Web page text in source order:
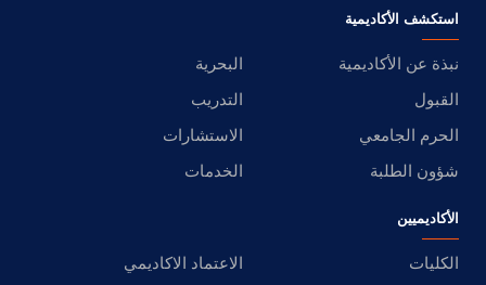
استكشف الأكاديمية
نبذة عن الأكاديمية
البحرية
القبول
التدريب
الحرم الجامعي
الاستشارات
شؤون الطلبة
الخدمات
الأكاديميين
الكليات
الاعتماد الاكاديمي